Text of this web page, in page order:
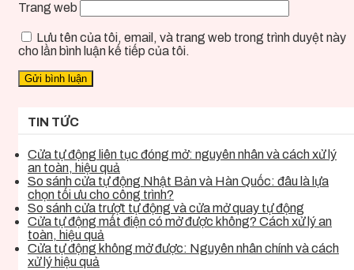
Trang web
Lưu tên của tôi, email, và trang web trong trình duyệt này
cho lần bình luận kế tiếp của tôi.
TIN TỨC
Cửa tự động liên tục đóng mở: nguyên nhân và cách xử lý
an toàn, hiệu quả
So sánh cửa tự động Nhật Bản và Hàn Quốc: đâu là lựa
chọn tối ưu cho công trình?
So sánh cửa trượt tự động và cửa mở quay tự động
Cửa tự động mất điện có mở được không? Cách xử lý an
toàn, hiệu quả
Cửa tự động không mở được: Nguyên nhân chính và cách
xử lý hiệu quả